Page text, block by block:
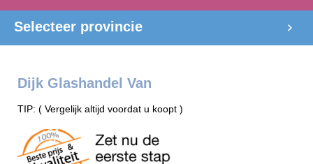
Selecteer provincie
Dijk Glashandel Van
TIP: ( Vergelijk altijd voordat u koopt )